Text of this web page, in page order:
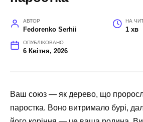
АВТОР
Fedorenko Serhii
НА
1 хв
ОПУБЛІКОВАНО
6 Квітня, 2026
Ваш союз — як дерево, що
паростка. Воно витримало бурі,